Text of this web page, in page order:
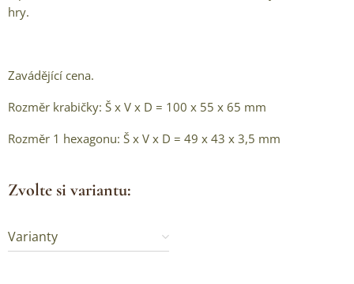
hry.
Zavádějící cena.
Rozměr krabičky: Š x V x D = 100 x 55 x 65 mm
Rozměr 1 hexagonu: Š x V x D = 49 x 43 x 3,5 mm
Zvolte si variantu:
Varianty